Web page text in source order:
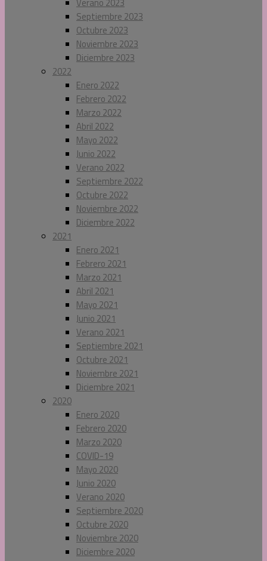
Septiembre 2023
Octubre 2023
Noviembre 2023
Diciembre 2023
2022
Enero 2022
Febrero 2022
Marzo 2022
Abril 2022
Mayo 2022
Junio 2022
Verano 2022
Septiembre 2022
Octubre 2022
Noviembre 2022
Diciembre 2022
2021
Enero 2021
Febrero 2021
Marzo 2021
Abril 2021
Mayo 2021
Junio 2021
Verano 2021
Septiembre 2021
Octubre 2021
Noviembre 2021
Diciembre 2021
2020
Enero 2020
Febrero 2020
Marzo 2020
COVID-19
Mayo 2020
Junio 2020
Verano 2020
Septiembre 2020
Octubre 2020
Noviembre 2020
Diciembre 2020